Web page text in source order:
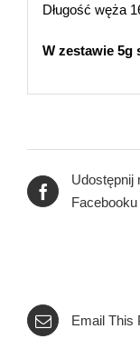
Długość węża
W zestawie 5g
Udostępnij
Facebooku
Email This